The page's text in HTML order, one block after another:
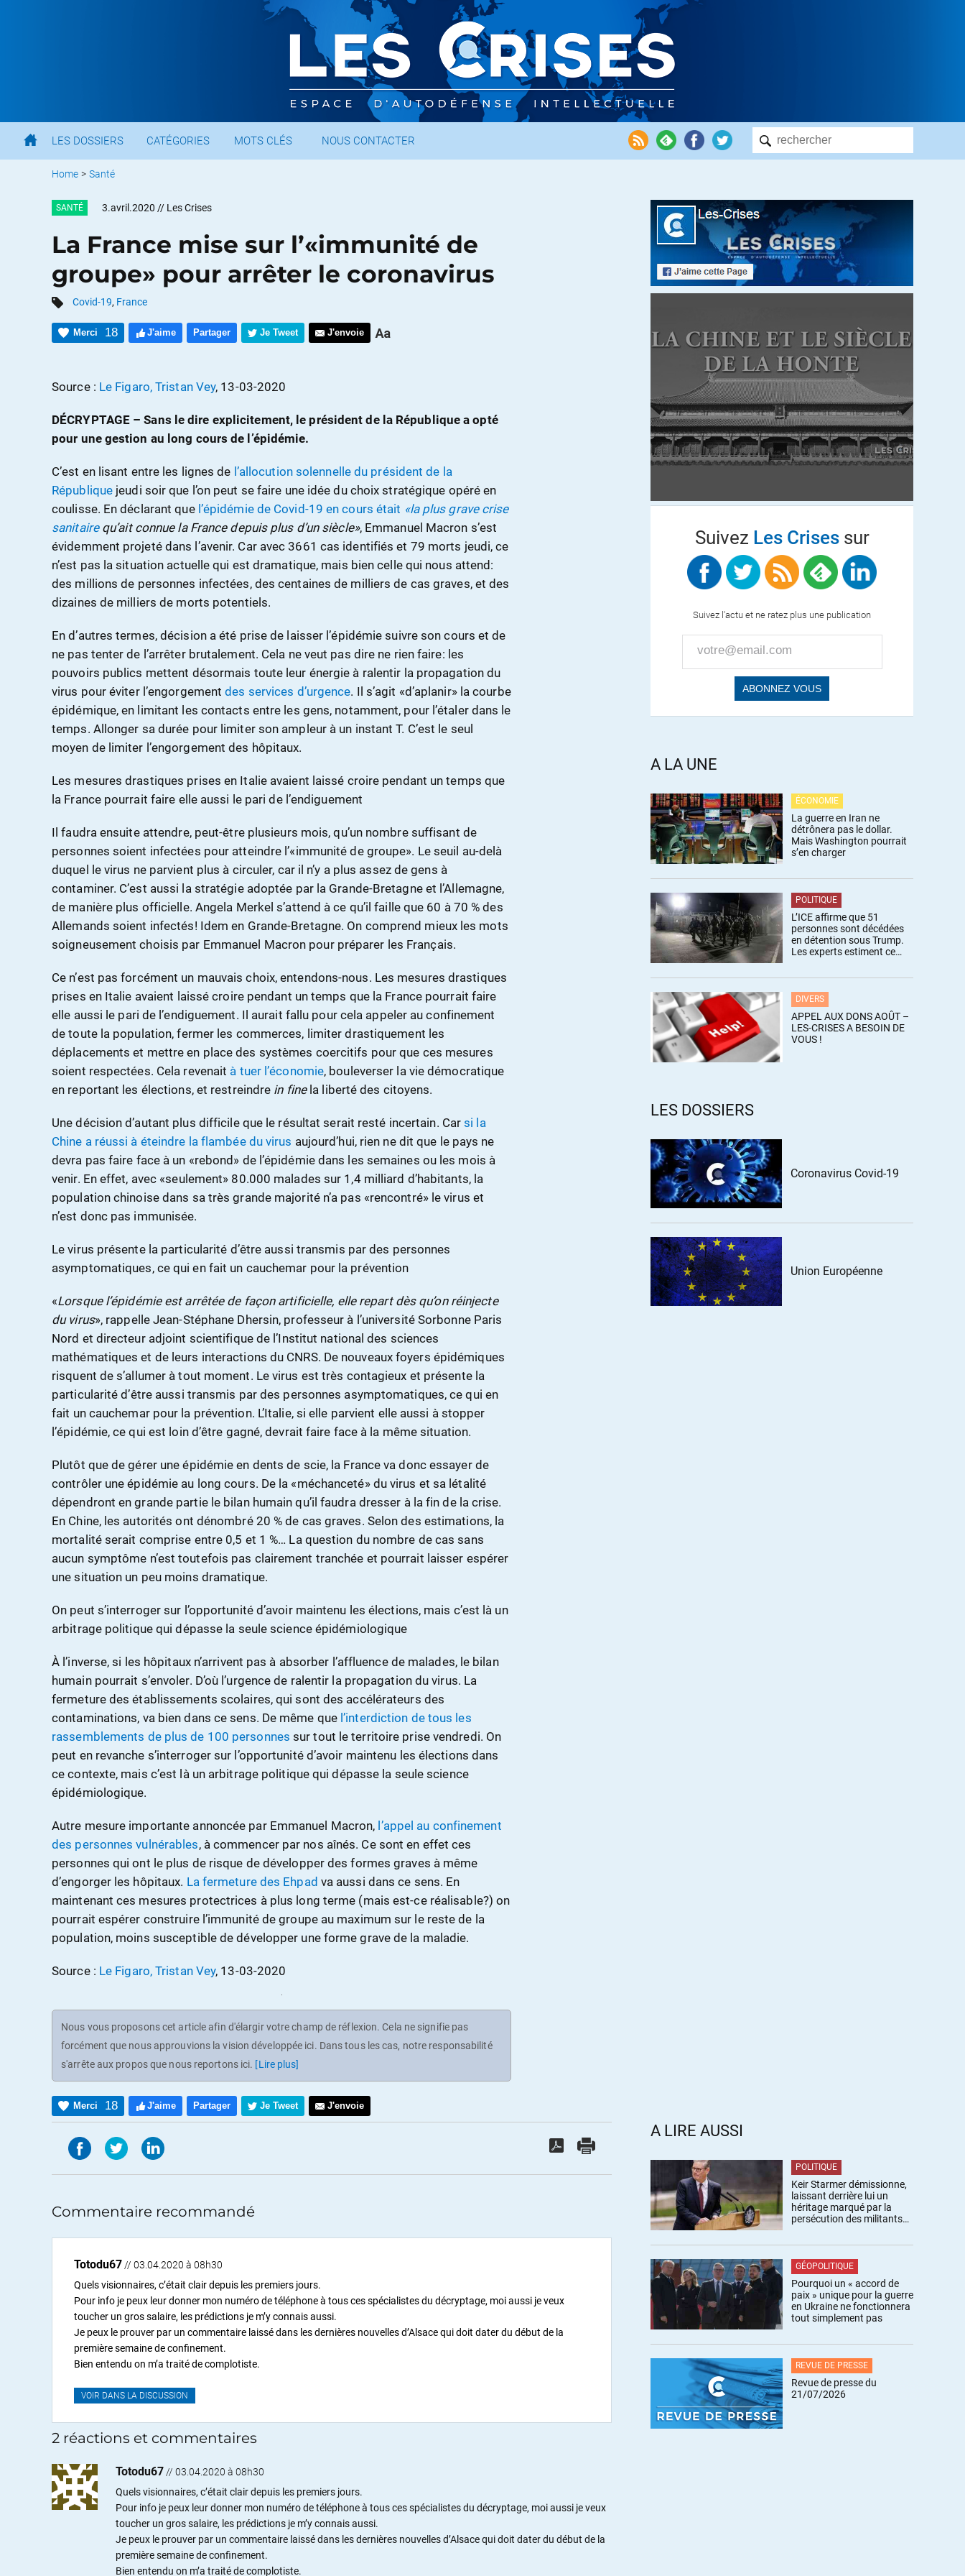
LES DOSSIERS CATÉGORIES MOTS CLÉS NOUS CONTACTER
Home > Santé
SANTÉ 3.avril.2020 // Les Crises
La France mise sur l’«immunité de
groupe» pour arrêter le coronavirus
Covid-19, France
Merci 18 J'aime Partager Je Tweet J'envoie
Source : Le Figaro, Tristan Vey, 13-03-2020
DÉCRYPTAGE – Sans le dire explicitement, le président de la République a opté
pour une gestion au long cours de l’épidémie.
C’est en lisant entre les lignes de l’allocution solennelle du président de la
République jeudi soir que l’on peut se faire une idée du choix stratégique opéré en
coulisse. En déclarant que l’épidémie de Covid-19 en cours était «la plus grave crise
sanitairequ’ait connue la France depuis plus d’un siècle», Emmanuel Macron s’est
évidemment projeté dans l’avenir. Car avec 3661 cas identifiés et 79 morts jeudi, ce
n’est pas la situation actuelle qui est dramatique, mais bien celle qui nous attend:
des millions de personnes infectées, des centaines de milliers de cas graves, et des
dizaines de milliers de morts potentiels.
En d’autres termes, décision a été prise de laisser l’épidémie suivre son cours et de
ne pas tenter de l’arrêter brutalement. Cela ne veut pas dire ne rien faire: les
pouvoirs publics mettent désormais toute leur énergie à ralentir la propagation du
virus pour éviter l’engorgementdes services d’urgence. Il s’agit «d’aplanir» la courbe
épidémique, en limitant les contacts entre les gens, notamment, pour l’étaler dans le
temps. Allonger sa durée pour limiter son ampleur à un instant T. C’est le seul
moyen de limiter l’engorgement des hôpitaux.
Les mesures drastiques prises en Italie avaient laissé croire pendant un temps que
la France pourrait faire elle aussi le pari de l’endiguement
Il faudra ensuite attendre, peut-être plusieurs mois, qu’un nombre suffisant de
personnes soient infectées pour atteindre l’«immunité de groupe». Le seuil au-delà
duquel le virus ne parvient plus à circuler, car il n’y a plus assez de gens à
contaminer. C’est aussi la stratégie adoptée par la Grande-Bretagne et l’Allemagne,
de manière plus officielle. Angela Merkel s’attend à ce qu’il faille que 60 à 70 % des
Allemands soient infectés! Idem en Grande-Bretagne. On comprend mieux les mots
soigneusement choisis par Emmanuel Macron pour préparer les Français.
Ce n’est pas forcément un mauvais choix, entendons-nous. Les mesures drastiques
prises en Italie avaient laissé croire pendant un temps que la France pourrait faire
elle aussi le pari de l’endiguement. Il aurait fallu pour cela appeler au confinement
de toute la population, fermer les commerces, limiter drastiquement les
déplacements et mettre en place des systèmes coercitifs pour que ces mesures
soient respectées. Cela revenait à tuer l’économie, bouleverser la vie démocratique
en reportant les élections, et restreindre in fine la liberté des citoyens.
Une décision d’autant plus difficile que le résultat serait resté incertain. Carsi la
Chine a réussi à éteindre la flambée du virus aujourd’hui, rien ne dit que le pays ne
devra pas faire face à un «rebond» de l’épidémie dans les semaines ou les mois à
venir. En effet, avec «seulement» 80.000 malades sur 1,4 milliard d’habitants, la
population chinoise dans sa très grande majorité n’a pas «rencontré» le virus et
n’est donc pas immunisée.
Le virus présente la particularité d’être aussi transmis par des personnes
asymptomatiques, ce qui en fait un cauchemar pour la prévention
«Lorsque l’épidémie est arrêtée de façon artificielle, elle repart dès qu’on réinjecte
du virus», rappelle Jean-Stéphane Dhersin, professeur à l’université Sorbonne Paris
Nord et directeur adjoint scientifique de l’Institut national des sciences
mathématiques et de leurs interactions du CNRS. De nouveaux foyers épidémiques
risquent de s’allumer à tout moment. Le virus est très contagieux et présente la
particularité d’être aussi transmis par des personnes asymptomatiques, ce qui en
fait un cauchemar pour la prévention. L’Italie, si elle parvient elle aussi à stopper
l’épidémie, ce qui est loin d’être gagné, devrait faire face à la même situation.
Plutôt que de gérer une épidémie en dents de scie, la France va donc essayer de
contrôler une épidémie au long cours. De la «méchanceté» du virus et sa létalité
dépendront en grande partie le bilan humain qu’il faudra dresser à la fin de la crise.
En Chine, les autorités ont dénombré 20 % de cas graves. Selon des estimations, la
mortalité serait comprise entre 0,5 et 1 %… La question du nombre de cas sans
aucun symptôme n’est toutefois pas clairement tranchée et pourrait laisser espérer
une situation un peu moins dramatique.
On peut s’interroger sur l’opportunité d’avoir maintenu les élections, mais c’est là un
arbitrage politique qui dépasse la seule science épidémiologique
À l’inverse, si les hôpitaux n’arrivent pas à absorber l’affluence de malades, le bilan
humain pourrait s’envoler. D’où l’urgence de ralentir la propagation du virus. La
fermeture des établissements scolaires, qui sont des accélérateurs des
contaminations, va bien dans ce sens. De même que l’interdiction de tous les
rassemblements de plus de 100 personnes sur tout le territoire prise vendredi. On
peut en revanche s’interroger sur l’opportunité d’avoir maintenu les élections dans
ce contexte, mais c’est là un arbitrage politique qui dépasse la seule science
épidémiologique.
Autre mesure importante annoncée par Emmanuel Macron, l’appel au confinement
des personnes vulnérables, à commencer par nos aînés. Ce sont en effet ces
personnes qui ont le plus de risque de développer des formes graves à même
d’engorger les hôpitaux. La fermeture des Ehpad va aussi dans ce sens. En
maintenant ces mesures protectrices à plus long terme (mais est-ce réalisable?) on
pourrait espérer construire l’immunité de groupe au maximum sur le reste de la
population, moins susceptible de développer une forme grave de la maladie.
Source : Le Figaro, Tristan Vey, 13-03-2020
Nous vous proposons cet article afin d'élargir votre champ de réflexion. Cela ne signifie pas
forcément que nous approuvions la vision développée ici. Dans tous les cas, notre responsabilité
s'arrête aux propos que nous reportons ici. [Lire plus]
Merci 18 J'aime Partager Je Tweet J'envoie
Commentaire recommandé
Totodu67 // 03.04.2020 à 08h30
Quels visionnaires, c’était clair depuis les premiers jours.
Pour info je peux leur donner mon numéro de téléphone à tous ces spécialistes du décryptage, moi aussi je veux
toucher un gros salaire, les prédictions je m’y connais aussi.
Je peux le prouver par un commentaire laissé dans les dernières nouvelles d’Alsace qui doit dater du début de la
première semaine de confinement.
Bien entendu on m’a traité de complotiste.
VOIR DANS LA DISCUSSION
2 réactions et commentaires
Totodu67 // 03.04.2020 à 08h30
Quels visionnaires, c’était clair depuis les premiers jours.
Pour info je peux leur donner mon numéro de téléphone à tous ces spécialistes du décryptage, moi aussi je veux
toucher un gros salaire, les prédictions je m’y connais aussi.
Je peux le prouver par un commentaire laissé dans les dernières nouvelles d’Alsace qui doit dater du début de la
première semaine de confinement.
Bien entendu on m’a traité de complotiste.
Suivez Les Crisessur
Suivez l'actu et ne ratez plus une publication
A LA UNE
ÉCONOMIE
La guerre en Iran ne
détrônera pas le dollar.
Mais Washington pourrait
s’en charger
POLITIQUE
L’ICE affirme que 51
personnes sont décédées
en détention sous Trump.
Les experts estiment ce
DIVERS
APPEL AUX DONS AOÛT –
LES-CRISES A BESOIN DE
VOUS !
LES DOSSIERS
Coronavirus Covid-19
Union Européenne
A LIRE AUSSI
POLITIQUE
Keir Starmer démissionne,
laissant derrière lui un
héritage marqué par la
persécution des militants
GÉOPOLITIQUE
Pourquoi un « accord de
paix » unique pour la guerre
en Ukraine ne fonctionnera
tout simplement pas
REVUE DE PRESSE
Revue de presse du
21/07/2026